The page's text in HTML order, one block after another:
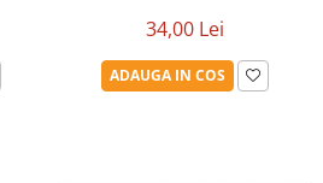
34,00 Lei
ADAUGA IN COS